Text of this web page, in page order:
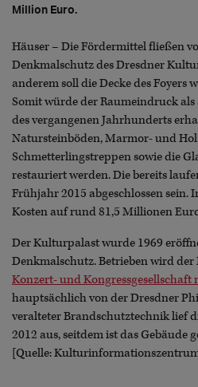
Million Euro.
Häuser – Die Fördermittel fließen
Denkmalschutz des Dresdner
anderem soll die Decke des Foyers
Somit würde der Raumeindruck
des vergangenen Jahrhunderts
Natursteinböden, Marmor- und
Schmetterlingstreppen sowie die
restauriert werden. Die bereits
Frühjahr 2015 abgeschlossen sein.
Kosten auf rund 81,5 Millionen
Der Kulturpalast wurde 1969
Denkmalschutz. Betrieben wird
Konzert- und Kongressgesellschaft
hauptsächlich von der Dresdner
veralteter Brandschutztechnik lief
2012 aus, seitdem ist das Gebäude
[Quelle: